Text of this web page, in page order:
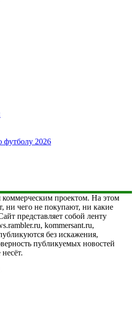
футболу 2026
коммерческим проектом. На этом
ни чего не покупают, ни какие
представляет собой ленту
kommersant.ru,
без искажения,
публикуемых новостей